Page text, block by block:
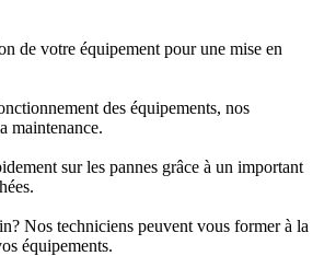
de votre équipement pour une mise en
des équipements, nos
maintenance.
sur les pannes grâce à un important
Nos techniciens peuvent vous former à la
équipements.